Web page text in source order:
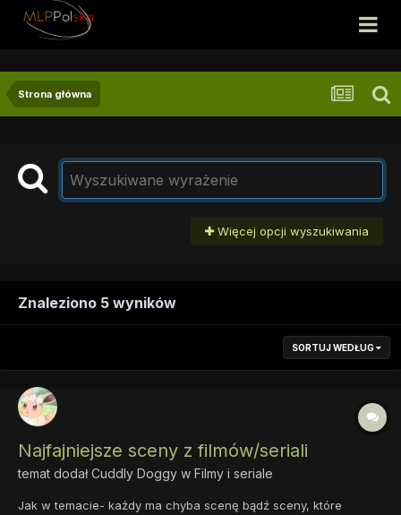
Strona główna
Więcej opcji wyszukiwania
Znaleziono 5 wyników
SORTUJ WEDŁUG
Najfajniejsze sceny z filmów/seriali
temat dodałCuddly Doggy w Filmy i seriale
Jak w temacie- każdy ma chyba scenę bądź sceny, które